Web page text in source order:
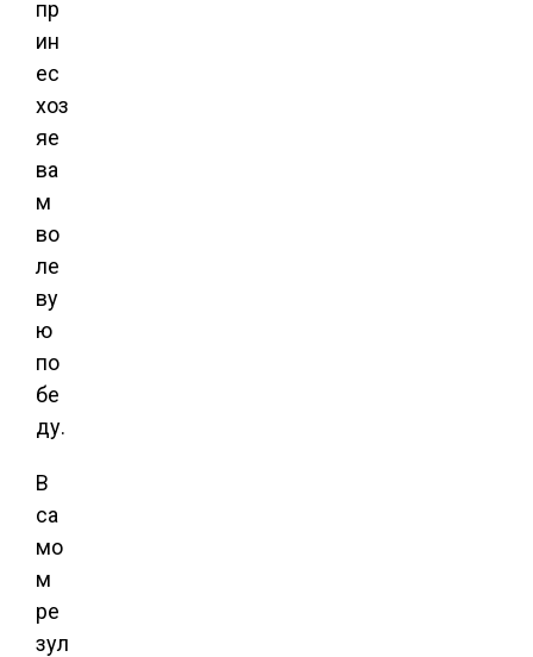
пр
ин
ес
хоз
яе
ва
м
во
ле
ву
ю
по
бе
ду.
В
са
мо
м
ре
зул